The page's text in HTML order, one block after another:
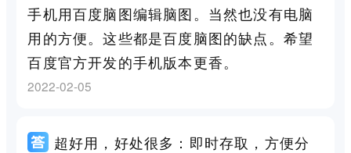
手机用百度脑图编辑脑图。当然也没有电脑
用的方便。这些都是百度脑图的缺点。希望
百度官方开发的手机版本更香。
2022-02-05
超好用，好处很多：即时存取，方便分